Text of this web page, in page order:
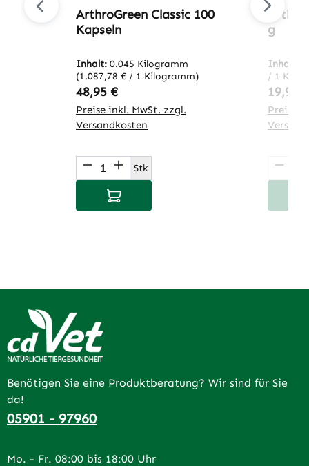
Durchschnittliche Bewertung von 5 von 5
ArthroGreen Classic 100
Kapseln
Inhalt: 0.045 Kilogramm
(1.087,78 € / 1 Kilogramm)
Regulärer Preis:
48,95 €
Preise inkl. MwSt. zzgl.
Versandkosten
Produkt Anzahl: Gib den
Stk
In den Warenkorb
g
Inhalt:
/ 1
19,95 €
Preise
Benötigen Sie eine Produktberatung? Wir sind für Sie
da!
05901 - 97960
Mo. - Fr. 08:00 bis 18:00 Uhr